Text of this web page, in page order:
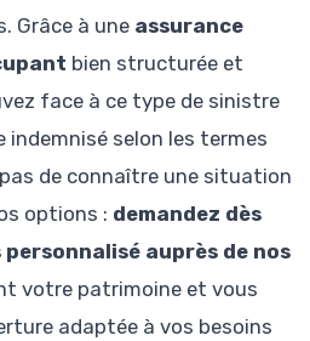
Grâce à une assurance
bien structurée et
face à ce type de sinistre
selon les termes
de connaître une situation
options : demandez dès
auprès de nos
votre patrimoine et vous
adaptée à vos besoins